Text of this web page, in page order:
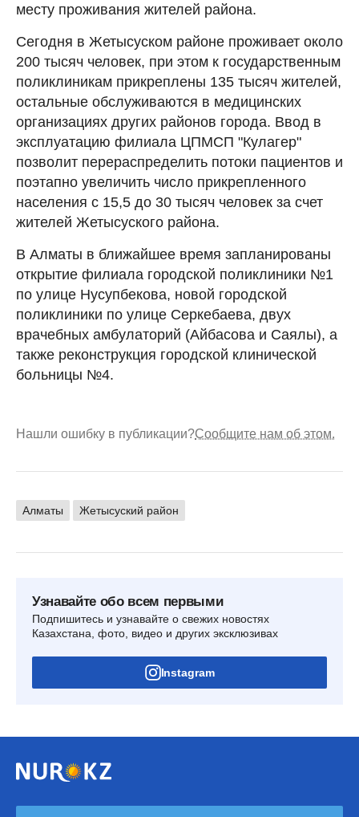
месту проживания жителей района.
Сегодня в Жетысуском районе проживает около
200 тысяч человек, при этом к государственным
поликлиникам прикреплены 135 тысяч жителей,
остальные обслуживаются в медицинских
организациях других районов города. Ввод в
эксплуатацию филиала ЦПМСП "Кулагер"
позволит перераспределить потоки пациентов и
поэтапно увеличить число прикрепленного
населения с 15,5 до 30 тысяч человек за счет
жителей Жетысуского района.
В Алматы в ближайшее время запланированы
открытие филиала городской поликлиники №1
по улице Нусупбекова, новой городской
поликлиники по улице Серкебаева, двух
врачебных амбулаторий (Айбасова и Саялы), а
также реконструкция городской клинической
больницы №4.
Нашли ошибку в публикации?Сообщите нам об этом.
Алматы Жетысуский район
Узнавайте обо всем первыми
Подпишитесь и узнавайте о свежих новостях
Казахстана, фото, видео и других эксклюзивах
Instagram